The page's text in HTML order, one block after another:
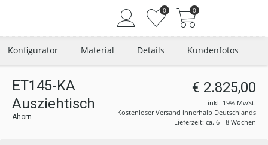
Angemeldet bleiben
0 0
Konfigurator Material Details Kundenfotos
ET145-KA
Ausziehtisch
Ahorn
€ 2.825,00
inkl. 19% MwSt.
Kostenloser Versand innerhalb Deutschlands
Lieferzeit: ca. 6 - 8 Wochen